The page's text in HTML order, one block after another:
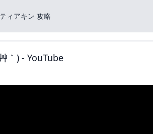
ティアキン 攻略
｀) - YouTube